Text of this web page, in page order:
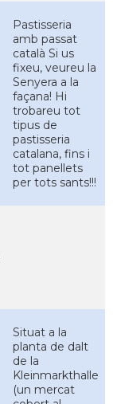
Pastisseria
amb passat
català Si us
fixeu, veureu la
Senyera a la
façana! Hi
trobareu tot
tipus de
pastisseria
catalana, fins i
tot panellets
per tots sants!!!
Situat a la
planta de dalt
de la
Kleinmarkthalle
(un mercat